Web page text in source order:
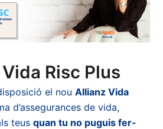
Risc Plus
el nouAllianz Vida
d’assegurances de vida,
teusquan tu no puguis fer-